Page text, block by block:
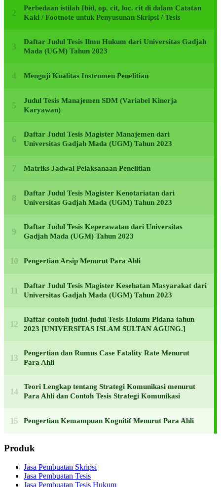
Perbedaan istilah Ibid, op. cit, loc. cit di dalam Catatan
Kaki / Footnote untuk Penyusunan Skripsi / Tesis
Daftar Judul Tesis Ilmu Hukum dari Universitas Gadjah
Mada (UGM) Tahun 2023
Menguji Kualitas Instrumen Penelitian
Judul Tesis Manajemen SDM (Variabel Kinerja
Karyawan)
Daftar Judul Tesis Magister Manajemen dari
Universitas Gadjah Mada (UGM) Tahun 2023
Matriks Jadwal Pelaksanaan Penelitian
Daftar Judul Tesis Magister Kenotariatan dari
Universitas Gadjah Mada (UGM) Tahun 2023
Daftar Judul Tesis Keperawatan dari Universitas
Gadjah Mada (UGM) Tahun 2023
Pengertian Arsip Menurut Para Ahli
Daftar Judul Tesis Magister Kesehatan Masyarakat dari
Universitas Gadjah Mada (UGM) Tahun 2023
Daftar contoh judul-judul Tesis Hukum Pidana tahun
2023 [UNIVERSITAS ISLAM SULTAN AGUNG.]
Pengertian dan Rumus Case Fatality Rate Menurut
Para Ahli
Teori Lengkap tentang Strategi Komunikasi menurut
Para Ahli dan Contoh Tesis Strategi Komunikasi
Pengertian Kemampuan Kognitif Menurut Para Ahli
Produk
Jasa Pembuatan Skripsi
Jasa Pembuatan Tesis
Jasa Pembuatan Tesis Hukum